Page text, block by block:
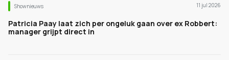
Shownieuws 11 jul 2026
Patricia Paay laat zich per ongeluk gaan over ex Robbert:
manager grijpt direct in